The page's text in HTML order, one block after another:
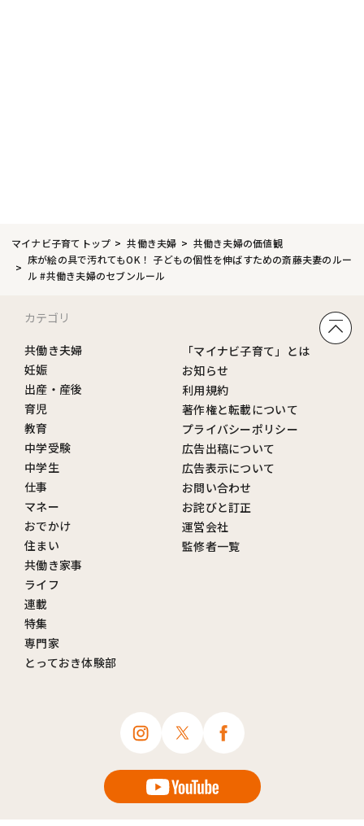
マイナビ子育てトップ 共働き夫婦
共働き夫婦の価値観
床が絵の具で汚れてもOK！ 子どもの個性を伸ばすための斎藤夫妻のルー
ル #共働き夫婦のセブンルール
カテゴリ
共働き夫婦
妊娠
出産・産後
育児
教育
中学受験
中学生
仕事
マネー
おでかけ
住まい
共働き家事
ライフ
連載
特集
専門家
とっておき体験部
「マイナビ子育て」とは
お知らせ
利用規約
著作権と転載について
プライバシーポリシー
広告出稿について
広告表示について
お問い合わせ
お詫びと訂正
運営会社
監修者一覧